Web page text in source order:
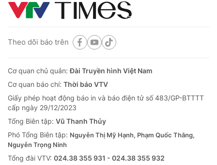
Theo dõi báo trên
Cơ quan chủ quản:Đài Truyền hình Việt Nam
Cơ quan báo chí: Thời báo VTV
Giấy phép hoạt động báo in và báo điện tử số 483/GP-BTTTT
cấp ngày 29/12/2023
Tổng Biên tập: Vũ Thanh Thủy
Phó Tổng Biên tập: Nguyễn Thị Mỹ Hạnh, Phạm Quốc Thắng,
Nguyễn Trọng Ninh
Tổng đài VTV: 024.38 355 931 - 024.38 355 932